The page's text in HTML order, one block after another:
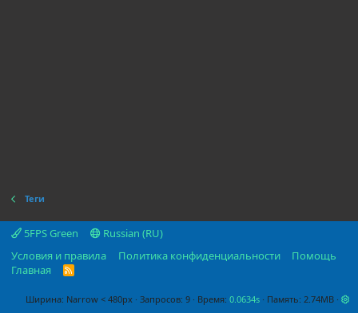
Теги
5FPS Green
Russian (RU)
Условия и правила
Политика конфиденциальности
Помощь
Главная
R
Ширина Запросов 9 Время 0.0634s Память 2.74MB